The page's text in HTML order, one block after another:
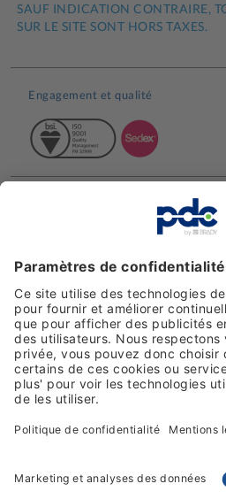
SAUF INDICATION CONTRAIRE,
SUR LE SITE SONT HORS TAXES.
Engagement et qualité
Moyens de paiement